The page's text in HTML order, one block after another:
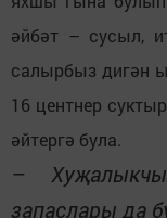
әйбәт – сусыл,
салырбыз дигән
16 центнер
әйтергә була.
–
запаслары да